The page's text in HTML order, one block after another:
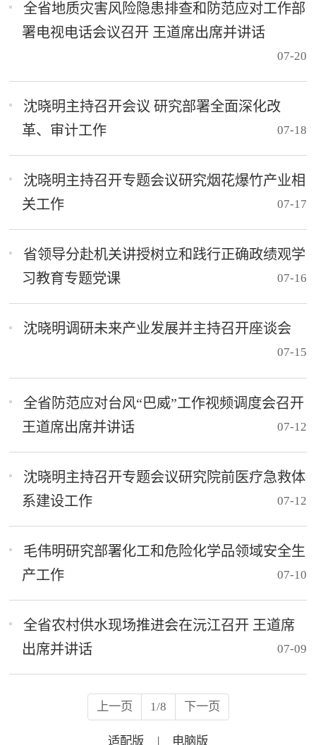
全省地质灾害风险隐患排查和防范应对工作部
署电视电话会议召开 王道席出席并讲话
07-20
沈晓明主持召开会议 研究部署全面深化改
革、审计工作
07-18
沈晓明主持召开专题会议研究烟花爆竹产业相
关工作
07-17
省领导分赴机关讲授树立和践行正确政绩观学
习教育专题党课
07-16
沈晓明调研未来产业发展并主持召开座谈会
07-15
全省防范应对台风“巴威”工作视频调度会召开
王道席出席并讲话
07-12
沈晓明主持召开专题会议研究院前医疗急救体
系建设工作
07-12
毛伟明研究部署化工和危险化学品领域安全生
产工作
07-10
全省农村供水现场推进会在沅江召开 王道席
出席并讲话
07-09
上一页 1/8 下一页
适配版 电脑版